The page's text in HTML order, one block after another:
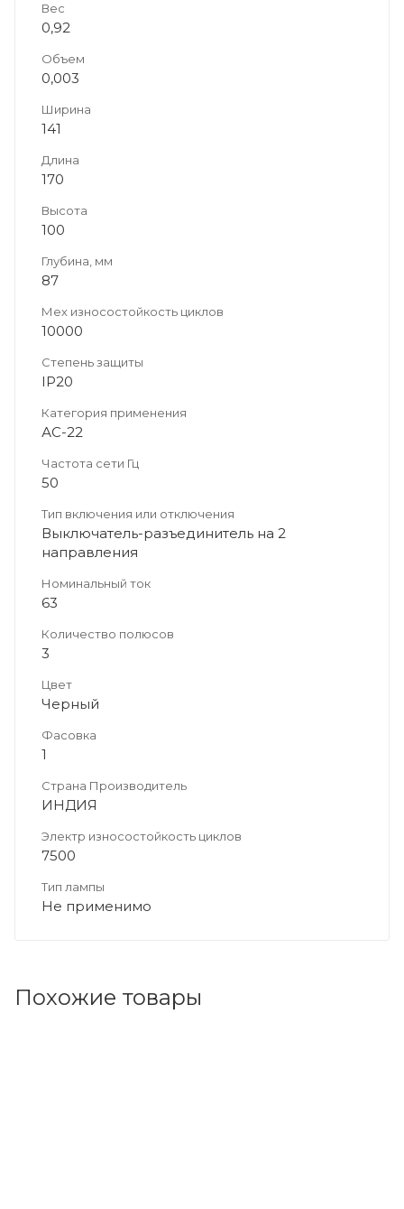
Вес
0,92
Объем
0,003
Ширина
141
Длина
170
Высота
100
Глубина, мм
87
Мех износостойкость циклов
10000
Степень защиты
IP20
Категория применения
АС-22
Частота сети Гц
50
Тип включения или отключения
Выключатель-разъединитель на 2
направления
Номинальный ток
63
Количество полюсов
3
Цвет
Черный
Фасовка
1
Страна Производитель
ИНДИЯ
Электр износостойкость циклов
7500
Тип лампы
Не применимо
Похожие товары